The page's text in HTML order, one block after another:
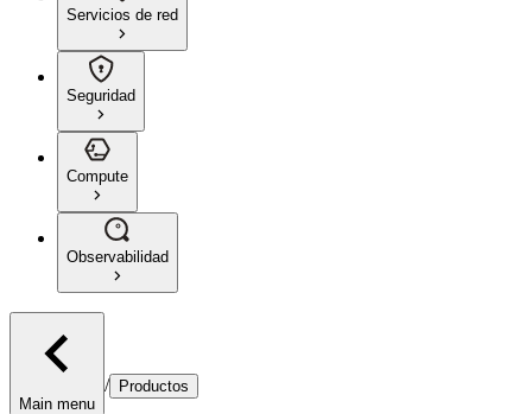
Servicios de red
Seguridad
Compute
Observabilidad
Main menu
/ Productos